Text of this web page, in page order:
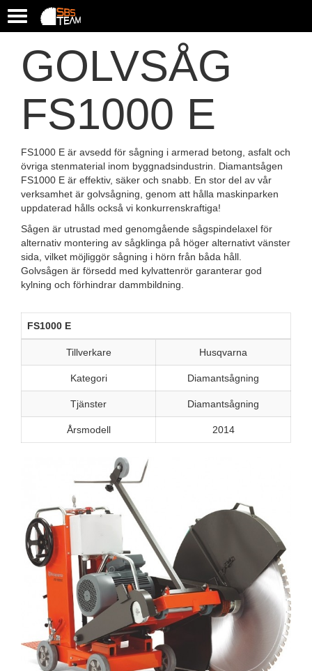
T
g
a
o
n
GOLVSÅG
FS1000 E
FS1000 E är avsedd för sågning i armerad betong, asfalt och
övriga stenmaterial inom byggnadsindustrin. Diamantsågen
FS1000 E är effektiv, säker och snabb. En stor del av vår
verksamhet är golvsågning, genom att hålla maskinparken
uppdaterad hålls också vi konkurrenskraftiga!
Sågen är utrustad med genomgående sågspindelaxel för
alternativ montering av sågklinga på höger alternativt vänster
sida, vilket möjliggör sågning i hörn från båda håll.
Golvsågen är försedd med kylvattenrör garanterar god
kylning och förhindrar dammbildning.
FS1000 E
Tillverkare Husqvarna
Kategori Diamantsågning
Tjänster Diamantsågning
Årsmodell 2014